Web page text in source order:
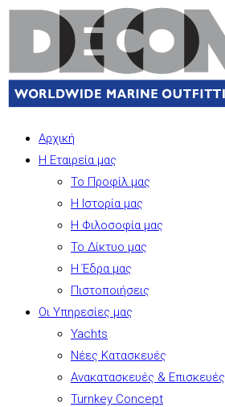
Αρχική
Η Εταιρεία μας
Το Προφίλ μας
Η Ιστορία μας
Η Φιλοσοφία μας
Το Δίκτυο μας
Η Έδρα μας
Πιστοποιήσεις
Οι Υπηρεσίες μας
Yachts
Νέες Κατασκευές
Ανακατασκευές & Επισκευές
Turnkey Concept